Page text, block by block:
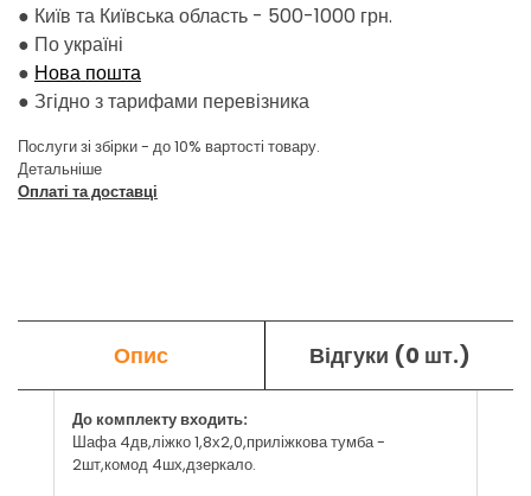
● Київ та Київська область - 500-1000 грн.
● По україні
● Нова пошта
● Згідно з тарифами перевізника
Послуги зі збірки - до 10% вартості товару.
Детальніше
Оплаті та доставці
Опис Відгуки (0 шт.)
До комплекту входить:
Шафа 4дв,ліжко 1,8х2,0,приліжкова тумба -
2шт,комод 4шх,дзеркало.